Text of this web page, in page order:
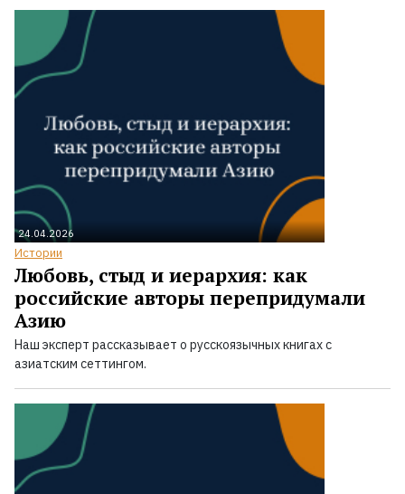
24.04.2026
Истории
Любовь, стыд и иерархия: как
российские авторы перепридумали
Азию
Наш эксперт рассказывает о русскоязычных книгах с
азиатским сеттингом.